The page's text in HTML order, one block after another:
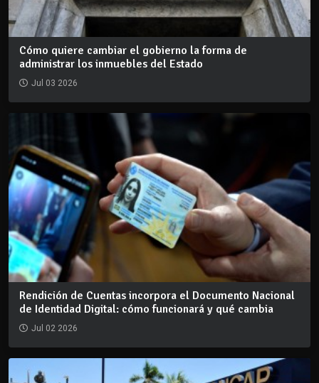
Cómo quiere cambiar el gobierno la forma de
administrar los inmuebles del Estado
Jul 03 2026
Rendición de Cuentas incorpora el Documento Nacional
de Identidad Digital: cómo funcionará y qué cambia
Jul 02 2026